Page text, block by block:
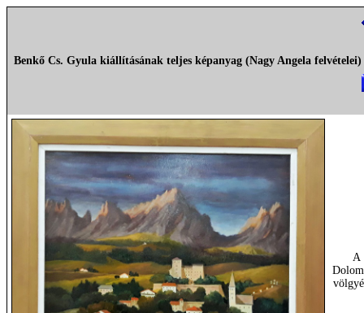
Benkő Cs. Gyula kiállításának teljes képanyag (Nagy Angela felvételei)
A